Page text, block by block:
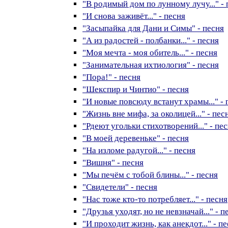
"В родимый дом по лунному лучу..." -
"И снова заживёт..." - песня
"Засыпайка для Дани и Симы" - песня
"А из радостей - полбанки..." - песня
"Моя мечта - моя обитель..." - песня
"Занимательная ихтиология" - песня
"Пора!" - песня
"Шекспир и Чинтио" - песня
"И новые повсюду встанут храмы..." -
"Жизнь вне мифа, за околицей..." -
"Рдеют угольки стихотворений..." -
"В моей деревеньке" - песня
"На изломе радугой..." - песня
"Вишня" - песня
"Мы печём с тобой блины..." - песня
"Свидетели" - песня
"Нас тоже кто-то потребляет..." - песня
"Друзья уходят, но не невзначай..." -
"И проходит жизнь, как анекдот..." -